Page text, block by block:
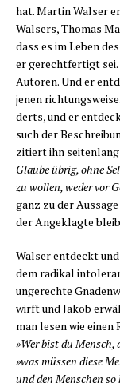
hat. Mar­tin Wal­ser
Walsers, Tho­mas
dass es im Leben
er gerecht­fer­tigt
Autoren. Und er
jenen
derts, und er
such der
zitiert ihn
Glau­be übrig, ohne
zu wol­len, weder vor
ganz zu der
der Ange­klag­te
Wal­ser ent­deckt
dem radi­kal
unge­rech­te
wirft und Jakob
man lesen wie
»Wer bist du
»was müs­sen die­se
und den Men­schen